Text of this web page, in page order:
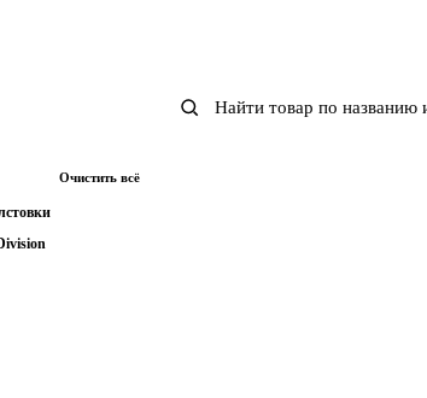
Очистить всё